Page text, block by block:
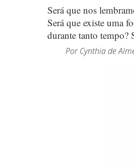
Será que nos
Será que existe uma
durante tanto tempo?
PorCynthia de